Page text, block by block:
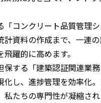
コンクリート品質管理
資料の作成まで、一連
躍的に高めます。
する「建築認証関連業務
し、進捗管理を効率化
たちの専門性が凝縮さ